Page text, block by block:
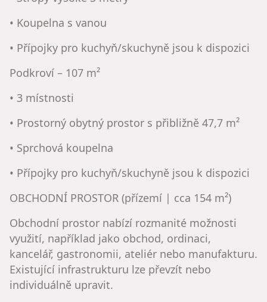
• Koupelna s vanou
• Přípojky pro kuchyň/skuchyně jsou k dispozici
Podkroví – 107 m²
• 3 místnosti
• Prostorný obytný prostor s přibližně 47,7 m²
• Sprchová koupelna
• Přípojky pro kuchyň/skuchyně jsou k dispozici
OBCHODNÍ PROSTOR (přízemí | cca 154 m²)
Obchodní prostor nabízí rozmanité možnosti
využití, například jako obchod, ordinaci,
kancelář, gastronomii, ateliér nebo manufakturu.
Existující infrastrukturu lze převzít nebo
individuálně upravit.